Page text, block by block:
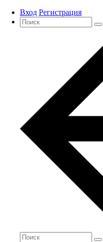
Вход Регистрация